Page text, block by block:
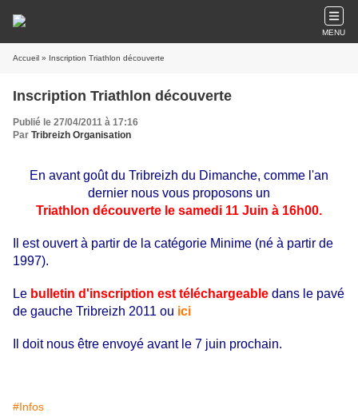
MENU
Accueil » Inscription Triathlon découverte
Inscription Triathlon découverte
Publié le 27/04/2011 à 17:16
Par Tribreizh Organisation
En avant goût du Tribreizh du Dimanche, comme l'an
dernier nous vous proposons un
Triathlon découverte le samedi 11 Juin à 16h00.
Il est ouvert à partir de la catégorie Minime (né à partir de
1997).
Le bulletin d'inscription est téléchargeable dans le pavé
de gauche Tribreizh 2011 ou ici
Il doit nous être envoyé avant le 7 juin prochain.
#Infos